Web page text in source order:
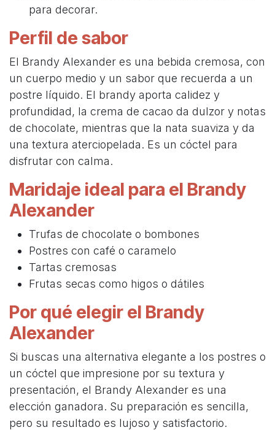
para decorar.
Perfil de sabor
El Brandy Alexander es una bebida cremosa, con
un cuerpo medio y un sabor que recuerda a un
postre líquido. El brandy aporta calidez y
profundidad, la crema de cacao da dulzor y notas
de chocolate, mientras que la nata suaviza y da
una textura aterciopelada. Es un cóctel para
disfrutar con calma.
Maridaje ideal para el Brandy
Alexander
Trufas de chocolate o bombones
Postres con café o caramelo
Tartas cremosas
Frutas secas como higos o dátiles
Por qué elegir el Brandy
Alexander
Si buscas una alternativa elegante a los postres o
un cóctel que impresione por su textura y
presentación, el Brandy Alexander es una
elección ganadora. Su preparación es sencilla,
pero su resultado es lujoso y satisfactorio.